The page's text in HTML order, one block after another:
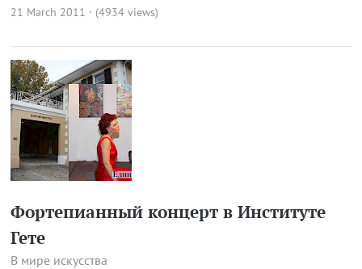
21 March 2011 · (4934 views)
Фортепианный концерт в Институте
Гете
В мире искусства